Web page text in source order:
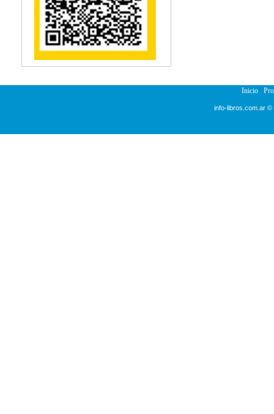
Reumatología
Salud Pública
Semiología
Terapia Ocupacional
Urología
Inicio
info-libros.com.ar